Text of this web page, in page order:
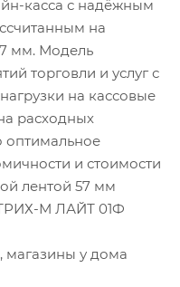
касса с надёжным
на
мм. Модель
торговли и услуг с
на кассовые
расходных
оптимальное
и стоимости
лентой 57 мм
М ЛАЙТ 01Ф
магазины у дома